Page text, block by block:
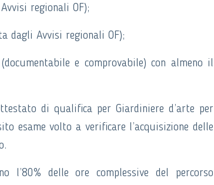
regionali OF);
dagli Avvisi regionali OF);
e comprovabile) con almeno il
di qualifica per Giardiniere d’arte per
esame volto a verificare l’acquisizione delle
l’80% delle ore complessive del percorso